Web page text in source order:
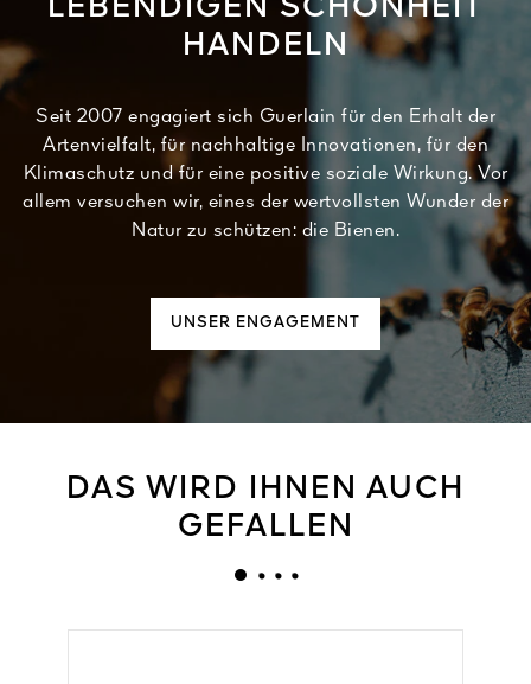
LEBENDIGEN SCHÖNHEIT
HANDELN
Seit 2007 engagiert sich Guerlain für den Erhalt der
Artenvielfalt, für nachhaltige Innovationen, für den
Klimaschutz und für eine positive soziale Wirkung. Vor
allem versuchen wir, eines der wertvollsten Wunder der
Natur zu schützen: die Bienen.
UNSER ENGAGEMENT
DAS WIRD IHNEN AUCH
GEFALLEN